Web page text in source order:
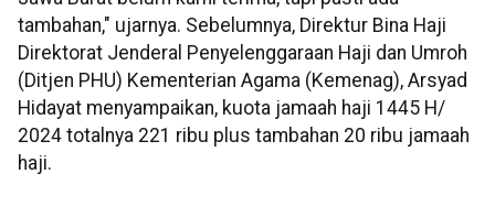
tambahan," ujarnya. Sebelumnya, Direktur Bina Haji
Direktorat Jenderal Penyelenggaraan Haji dan Umroh
(Ditjen PHU) Kementerian Agama (Kemenag), Arsyad
Hidayat menyampaikan, kuota jamaah haji 1445 H/
2024 totalnya 221 ribu plus tambahan 20 ribu jamaah
haji.